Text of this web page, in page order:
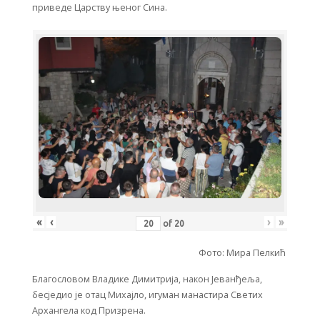
приведе Царству њеног Сина.
« ‹ of 20 › »
Фото: Мира Пелкић
Благословом Владике Димитрија, након Јеванђеља,
бесједио је отац Михајло, игуман манастира Светих
Архангела код Призрена.